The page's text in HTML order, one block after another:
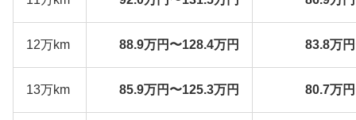
12万km 88.9万円〜128.4万円 83.8万
13万km 85.9万円〜125.3万円 80.7万